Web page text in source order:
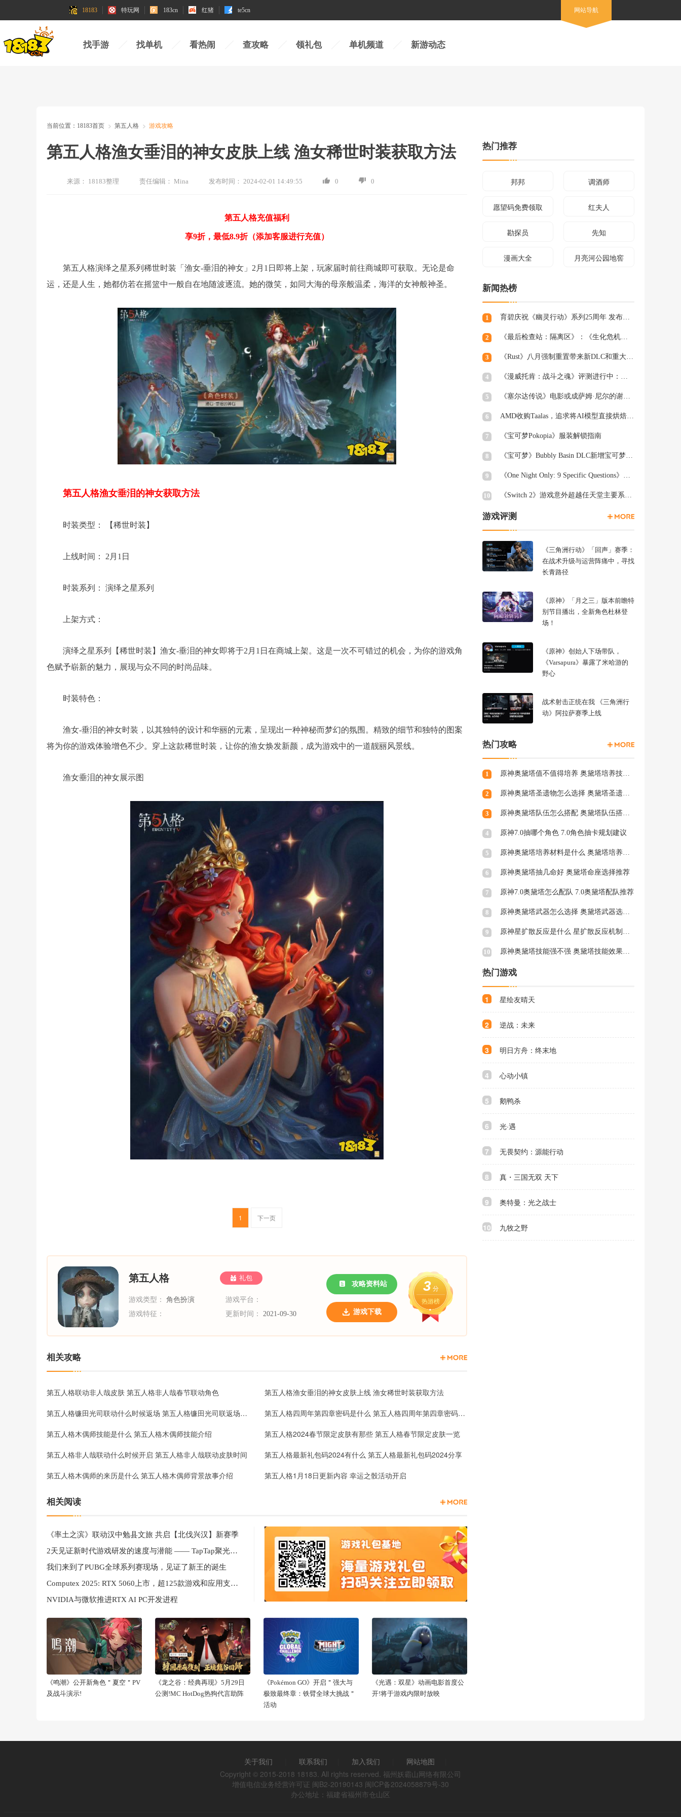
18183 特玩网 183cn 红猪 te5cn 网站导航
找手游 找单机 看热闹 查攻略 领礼包 单机频道 新游动态
当前位置： 18183首页 第五人格 游戏攻略
第五人格渔女垂泪的神女皮肤上线 渔女稀世时装获取方法
来源： 18183整理 责任编辑： Mina 发布时间： 2024-02-01 14:49:55 0 0
第五人格充值福利
享9折，最低8.9折（添加客服进行充值）
第五人格演绎之星系列稀世时装「渔女-垂泪的神女」2月1日即将上架，玩家届时前往商城即可获取。无论是命
运，还是人生，她都仿若在摇篮中一般自在地随波逐流。她的微笑，如同大海的母亲般温柔，海洋的女神般神圣。
第五人格渔女垂泪的神女获取方法
时装类型： 【稀世时装】
上线时间： 2月1日
时装系列： 演绎之星系列
上架方式：
演绎之星系列【稀世时装】渔女-垂泪的神女即将于2月1日在商城上架。这是一次不可错过的机会，为你的游戏角
色赋予崭新的魅力，展现与众不同的时尚品味。
时装特色：
渔女-垂泪的神女时装，以其独特的设计和华丽的元素，呈现出一种神秘而梦幻的氛围。精致的细节和独特的图案
将为你的游戏体验增色不少。穿上这款稀世时装，让你的渔女焕发新颜，成为游戏中的一道靓丽风景线。
渔女垂泪的神女展示图
1 下一页
第五人格 礼包
游戏类型： 角色扮演
游戏平台：
游戏特征：
更新时间： 2021-09-30
攻略资料站
游戏下载
3 分
热游榜
相关攻略
第五人格联动非人哉皮肤 第五人格非人哉春节联动角色 第五人格渔女垂泪的神女皮肤上线 渔女稀世时装获取方法
第五人格镰田光司联动什么时候返场 第五人格镰田光司联返场介绍 第五人格四周年第四章密码是什么 第五人格四周年第四章密码攻略
第五人格木偶师技能是什么 第五人格木偶师技能介绍 第五人格2024春节限定皮肤有那些 第五人格春节限定皮肤一览
第五人格非人哉联动什么时候开启 第五人格非人哉联动皮肤时间 第五人格最新礼包码2024有什么 第五人格最新礼包码2024分享
第五人格木偶师的来历是什么 第五人格木偶师背景故事介绍 第五人格1月18日更新内容 幸运之骰活动开启
相关阅读
《率土之滨》联动汉中勉县文旅 共启【北伐兴汉】新赛季
2天见证新时代游戏研发的速度与潜能 —— TapTap聚光灯48小时GameJam开启报名
我们来到了PUBG全球系列赛现场，见证了新王的诞生
Computex 2025: RTX 5060上市，超125款游戏和应用支持DLSS 4
NVIDIA与微软推进RTX AI PC开发进程
《鸣潮》公开新角色＂夏空＂PV
及战斗演示!
《龙之谷：经典再现》5月29日
公测!MC HotDog热狗代言助阵
《Pokémon GO》开启＂强大与
极致最终章：铁臂全球大挑战＂
活动
《光遇：双星》动画电影首度公
开!将于游戏内限时放映
热门推荐
邦邦 调酒师
愿望码免费领取 红夫人
勘探员 先知
漫画大全 月亮河公园地窖
新闻热榜
1 育碧庆祝《幽灵行动》系列25周年 发布《幽灵行动：最后的仪式》更新
2 《最后检查站：隔离区》：《生化危机》与《请出示文件》的Xbox Game Pass新作
3 《Rust》八月强制重置带来新DLC和重大更新
4 《漫威托肯：战斗之魂》评测进行中：画面精美但问题多多
5 《塞尔达传说》电影或成萨姆·尼尔的谢幕之作
6 AMD收购Taalas，追求将AI模型直接烘焙进硅芯片的技术
7 《宝可梦Pokopia》服装解锁指南
8 《宝可梦》Bubbly Basin DLC新增宝可梦及Pokédex信息
9 《One Night Only: 9 Specific Questions》游戏评测
10 《Switch 2》游戏意外超越任天堂主要系列销量
游戏评测
《三角洲行动》「回声」赛季：
在战术升级与运营阵痛中，寻找
长青路径
《原神》「月之三」版本前瞻特
别节目播出，全新角色杜林登
场！
《原神》创始人下场带队，
《Varsapura》暴露了米哈游的
野心
战术射击正统在我 《三角洲行
动》阿拉萨赛季上线
热门攻略
1 原神奥黛塔值不值得培养 奥黛塔培养技巧分享
2 原神奥黛塔圣遗物怎么选择 奥黛塔圣遗物词条选择攻略
3 原神奥黛塔队伍怎么搭配 奥黛塔队伍搭配推荐
4 原神7.0抽哪个角色 7.0角色抽卡规划建议
5 原神奥黛塔培养材料是什么 奥黛塔培养材料一览
6 原神奥黛塔抽几命好 奥黛塔命座选择推荐
7 原神7.0奥黛塔怎么配队 7.0奥黛塔配队推荐
8 原神奥黛塔武器怎么选择 奥黛塔武器选择推荐
9 原神星扩散反应是什么 星扩散反应机制与特点介绍
10 原神奥黛塔技能强不强 奥黛塔技能效果介绍
热门游戏
1 星绘友晴天
2 逆战：未来
3 明日方舟：终末地
4 心动小镇
5 鹅鸭杀
6 光·遇
7 无畏契约：源能行动
8 真・三国无双 天下
9 奥特曼：光之战士
10 九牧之野
关于我们 联系我们 加入我们 网站地图
Copyright © 2015-2018 18183. All rights reserved. 福州妖霸山网络有限公司
增值电信业务经营许可证 闽B2-20190143 闽ICP备2024058879号-30
办公地址：福建省福州市仓山区